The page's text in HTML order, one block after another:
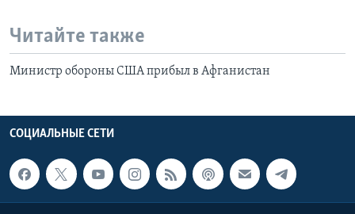
Читайте также
Министр обороны США прибыл в Афганистан
СОЦИАЛЬНЫЕ СЕТИ